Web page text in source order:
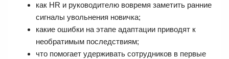
как HR и руководителю вовремя заметить ранние
сигналы увольнения новичка;
какие ошибки на этапе адаптации приводят к
необратимым последствиям;
что помогает удерживать сотрудников в первые